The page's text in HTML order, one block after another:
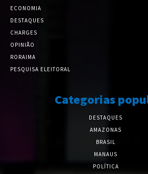
ECONOMIA
DESTAQUES
CHARGES
OPINIÃO
RORAIMA
PESQUISA ELEITORAL
Categorias
DESTAQUES
AMAZONAS
BRASIL
MANAUS
POLÍTICA